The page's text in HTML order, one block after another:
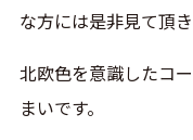
な方には是非見て頂
北欧色を意識したコ
まいです。